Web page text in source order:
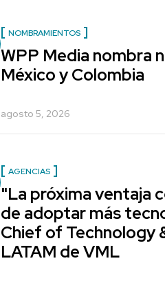
NOMBRAMIENTOS
WPP Media nombra
México y Colombia
agosto 5, 2026
AGENCIAS
"La próxima ventaja
de adoptar más
Chief of Technology
LATAM de VML